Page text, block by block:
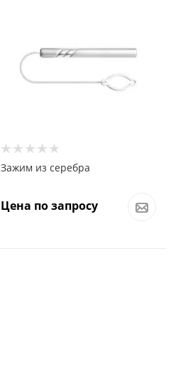
Зажим из серебра
Цена по запросу